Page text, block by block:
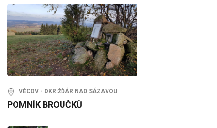
VĚCOV - OKR:ŽĎÁR NAD SÁZAVOU
POMNÍK BROUČKŮ